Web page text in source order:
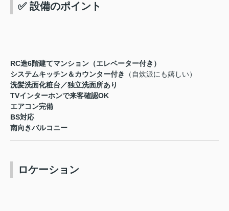
✅ 設備のポイント
RC造6階建てマンション（エレベーター付き）
システムキッチン＆カウンター付き
（自炊派にも嬉しい）
洗髪洗面化粧台／独立洗面所あり
TVインターホンで来客確認OK
エアコン完備
BS対応
南向きバルコニー
ロケーション